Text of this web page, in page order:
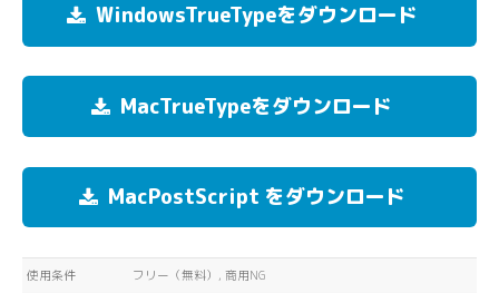
WindowsTrueTypeをダウンロード
MacTrueTypeをダウンロード
MacPostScript をダウンロード
使用条件 フリー（無料）, 商用NG